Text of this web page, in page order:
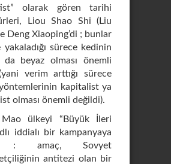
olarak gören tarihi
Liou Shao Shi (Liu
Deng Xiaoping’di ; bunlar
sürece kedinin
beyaz olması önemli
verim arttığı sürece
kapitalist ya
olması önemli değildi).
Mao ülkeyi “Büyük İleri
iddialı bir kampanyaya
: amaç, Sovyet
antitezi olan bir